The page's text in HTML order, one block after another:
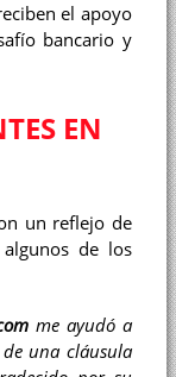
el apoyo
bancario y
EN
un reflejo de
de los
me ayudó a
una cláusula